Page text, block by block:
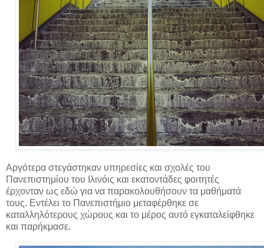
Αργότερα στεγάστηκαν υπηρεσίες και σχολές του
Πανεπιστημίου του Ιλινόις και εκατοντάδες φοιτητές
έρχονταν ως εδώ για να παρακολουθήσουν τα μαθήματά
τους. Εντέλει το Πανεπιστήμιο μεταφέρθηκε σε
καταλληλότερους χώρους και το μέρος αυτό εγκαταλείφθηκε
και παρήκμασε.